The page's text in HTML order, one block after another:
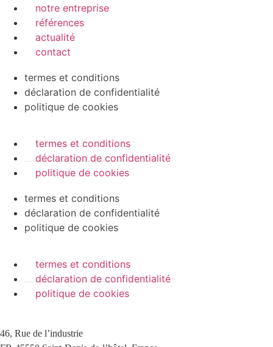
notre entreprise
références
actualité
contact
termes et conditions
déclaration de confidentialité
politique de cookies
termes et conditions
déclaration de confidentialité
politique de cookies
termes et conditions
déclaration de confidentialité
politique de cookies
termes et conditions
déclaration de confidentialité
politique de cookies
46, Rue de l’industrie